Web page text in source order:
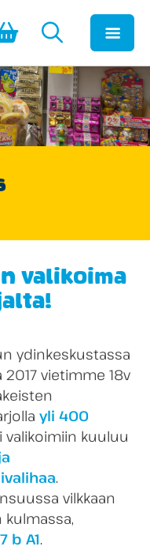
valikoima
ydinkeskustassa
vietimme 18v
yli 400
valikoimiin kuuluu
.
vilkkaan
kulmassa,
b A1.